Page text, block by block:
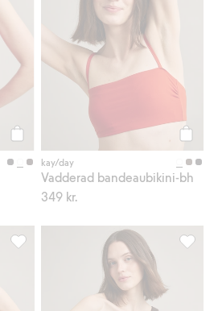
Köp Köp
kay/day
Vadderad bandeaubikini-bh
349 kr.
Bikinitrosa brief med nedvikbar